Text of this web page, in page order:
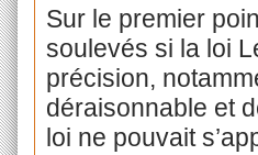
Sur le premier
soulevés si la loi
précision,
déraisonnable et
loi ne pouvait